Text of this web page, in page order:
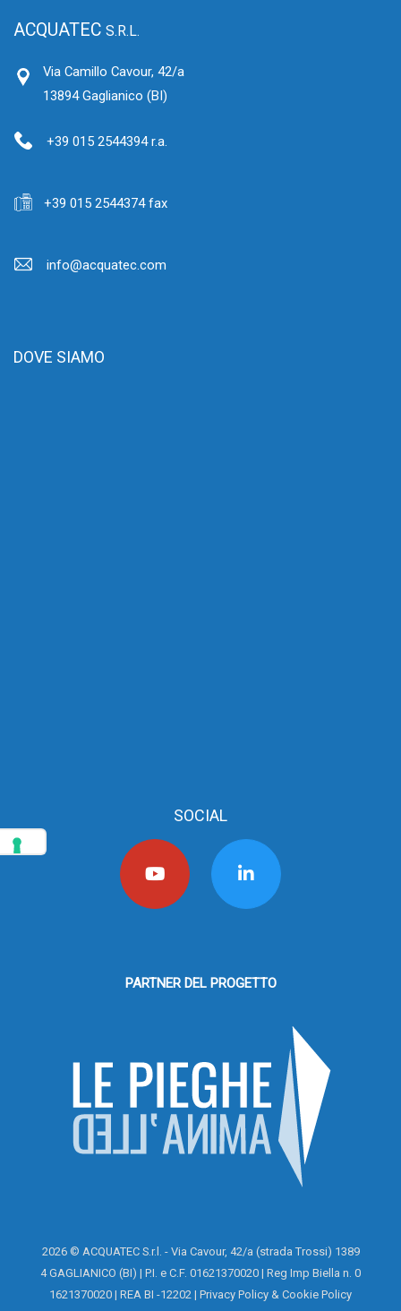
ACQUATEC S.R.L.
Via Camillo Cavour, 42/a
13894 Gaglianico (BI)
+39 015 2544394 r.a.
+39 015 2544374 fax
info@acquatec.com
DOVE SIAMO
SOCIAL
PARTNER DEL PROGETTO
2026 © ACQUATEC S.r.l. - Via Cavour, 42/a (strada Trossi) 1389
4 GAGLIANICO (BI) | P.I. e C.F. 01621370020 | Reg Imp Biella n. 0
1621370020 | REA BI -12202 | Privacy Policy & Cookie Policy